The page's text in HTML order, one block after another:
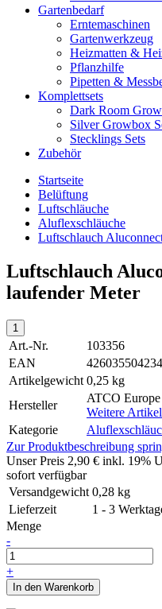
Gartenbedarf
Erntemaschinen
Gartenwerkzeug
Heizmatten &
Pflanzhilfe
Pipetten &
Komplettsets
Dark Room Grow
Silver Growbox
Stecklings Sets
Zubehör
Startseite
Belüftung
Luftschläuche
Aluflexschläuche
Luftschlauch
Luftschlauch
laufender Meter
Art.-Nr.
103356
EAN
Artikelgewicht 0,25 kg
Hersteller
ATCO Europe
Weitere
Kategorie
Zur Produktbeschreibung
Unser Preis 2,90 € inkl. 19%
sofort verfügbar
Versandgewicht 0,28 kg
Lieferzeit
1 - 3
Menge
-
+
In den Warenkorb